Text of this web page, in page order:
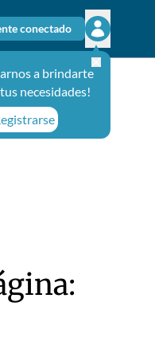
conectado
Abrir el
a brindarte
necesidades!